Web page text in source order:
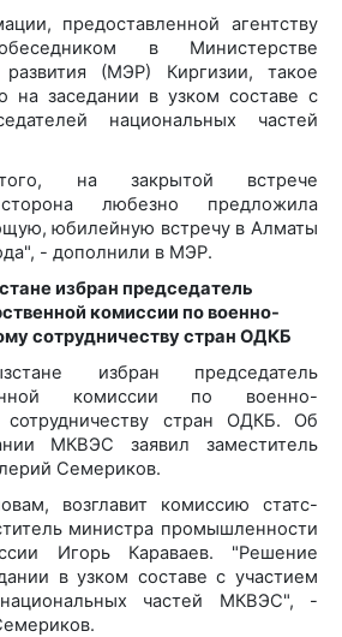
предоставленной агентству
в Министерстве
развития (МЭР) Киргизии, такое
на заседании в узком составе с
национальных частей
на закрытой встрече
сторона любезно предложила
юбилейную встречу в Алматы
- дополнили в МЭР.
избран председатель
комиссии по военно-
сотрудничеству стран ОДКБ
избран председатель
комиссии по военно-
сотрудничеству стран ОДКБ. Об
МКВЭС заявил заместитель
Семериков.
возглавит комиссию статс-
министра промышленности
Игорь Караваев. "Решение
в узком составе с участием
национальных частей МКВЭС", -